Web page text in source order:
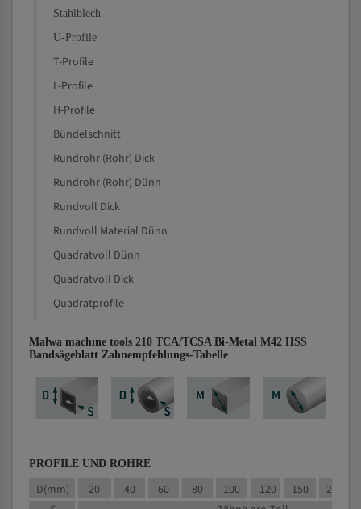
Stahlblech
U-Profile
T-Profile
L-Profile
H-Profile
Bündelschnitt
Rundrohr (Rohr) Dick
Rundrohr (Rohr) Dünn
Rundvoll Dick
Rundvoll Material Dünn
Quadratvoll Dünn
Quadratvoll Dick
Quadratprofile
Malwa machıne tools 210 TCA/TCSA Bi-Metal M42 HSS
Bandsägeblatt Zahnempfehlungs-Tabelle
PROFILE UND ROHRE
D(mm) 20 40 60 80 100 120 150 200